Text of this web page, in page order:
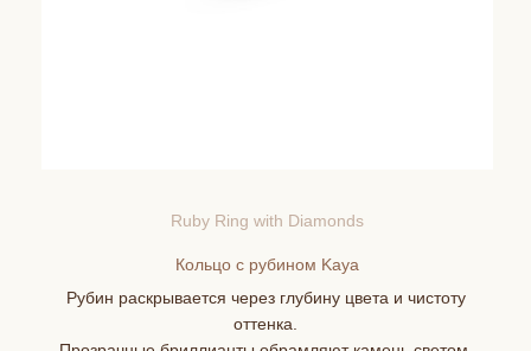
Ruby Ring with Diamonds
Кольцо с рубином Kaya
Рубин раскрывается через глубину цвета и чистоту
оттенка.